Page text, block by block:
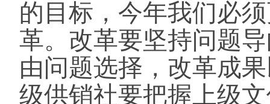
的目标，今年我们必
革。改革要坚持问题
由问题选择，改革成
级供销社要把握上级